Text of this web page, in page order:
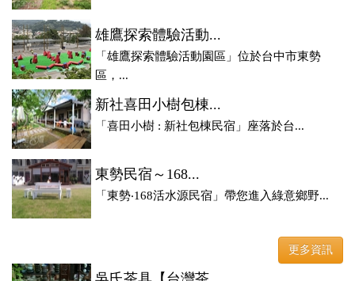
雄鷹探索體驗活動...
「雄鷹探索體驗活動園區」位於台中市東勢
區，...
新社喜田小樹包棟...
「喜田小樹 : 新社包棟民宿」座落於台...
東勢民宿～168...
「東勢‧168活水源民宿」帶您進入綠意鄉野...
更多資訊